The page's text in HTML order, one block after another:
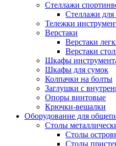
Стеллажи
Стеллажи для
Тележки
Верстаки
Верстаки
Верстаки
Шкафы
Шкафы для сумок
Колпачки на болты
Заглушки с
Опоры винтовые
Крючки-вешалки
Оборудование для
Столы
Столы
Столы